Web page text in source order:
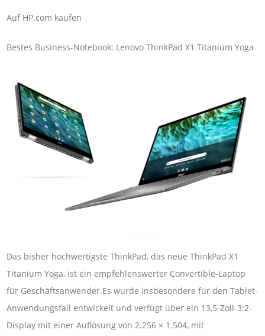
Auf HP.com kaufen
Bestes Business-Notebook: Lenovo ThinkPad X1 Titanium Yoga
Das bisher hochwertigste ThinkPad, das neue ThinkPad X1
Titanium Yoga, ist ein empfehlenswerter Convertible-Laptop
für Geschäftsanwender.Es wurde insbesondere für den Tablet-
Anwendungsfall entwickelt und verfügt über ein 13,5-Zoll-3:2-
Display mit einer Auflösung von 2.256 × 1.504, mit